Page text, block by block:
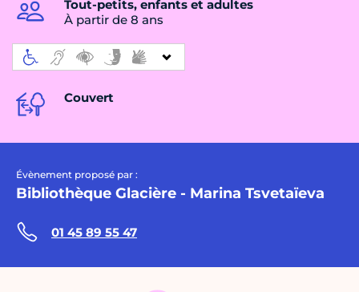
Tout-petits, enfants et adultes
À partir de 8 ans
Couvert
Évènement proposé par :
Bibliothèque Glacière - Marina Tsvetaïeva
01 45 89 55 47